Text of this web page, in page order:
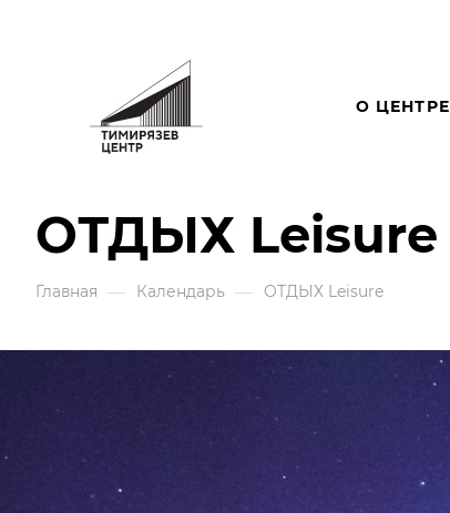
О ЦЕНТРЕ
ОТДЫХ Leisure
Главная — Календарь — ОТДЫХ Leisure